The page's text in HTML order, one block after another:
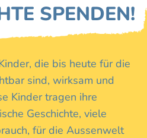
SPENDEN!
die bis heute für die
sind, wirksam und
Kinder tragen ihre
Geschichte, viele
für die Aussenwelt